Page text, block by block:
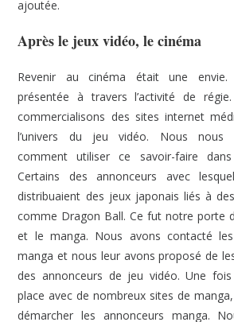
ajoutée.
Après le jeux vidéo, le cinéma
Revenir au cinéma était une envie.
présentée à travers l’activité de
commercialisons des sites internet
l’univers du jeu vidéo. Nous nous
comment utiliser ce savoir-faire dans
Certains des annonceurs avec
distribuaient des jeux japonais liés à
comme Dragon Ball. Ce fut notre porte
et le manga. Nous avons contacté les
manga et nous leur avons proposé de
des annonceurs de jeu vidéo. Une
place avec de nombreux sites de
démarcher les annonceurs manga.